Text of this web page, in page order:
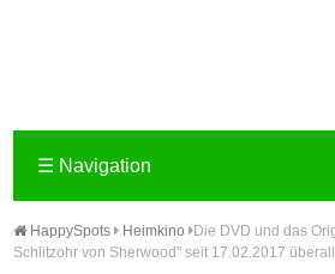
☰ Navigation
HappySpots Heimkino
Die DVD und das
Schlitzohr von Sherwood" seit 17.02.2017